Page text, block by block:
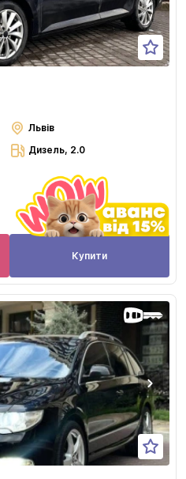
Львів
Дизель, 2.0
Купити